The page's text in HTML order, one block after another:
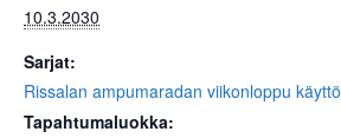
10.3.2030
Sarjat:
Rissalan ampumaradan viikonloppu käyttö
Tapahtumaluokka: